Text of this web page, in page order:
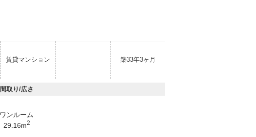
賃貸マンション 築33年3ヶ月
間取り/広さ
ワンルーム
29.16m2